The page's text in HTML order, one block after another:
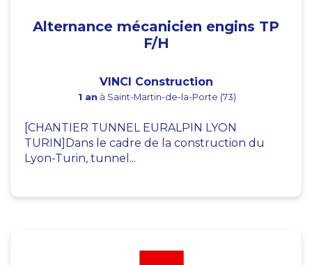
Alternance mécanicien engins TP
F/H
VINCI Construction
1 an à Saint-Martin-de-la-Porte (73)
[CHANTIER TUNNEL EURALPIN LYON
TURIN]Dans le cadre de la construction du
Lyon-Turin, tunnel...